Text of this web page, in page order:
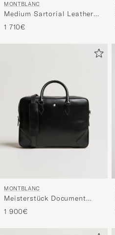
MONTBLANC
Medium Sartorial Leather
Briefcase with Pocket Black
1 710€
MONTBLANC
Meisterstück Document
Case Black
1 900€